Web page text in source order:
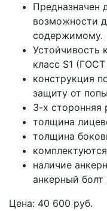
Предназначен
возможности
содержимому.
Устойчивость
класс S1
конструкция
защиту от
3-х сторонняя
толщина
толщина
наличие
анкерный болт
Цена: 40 600 руб.